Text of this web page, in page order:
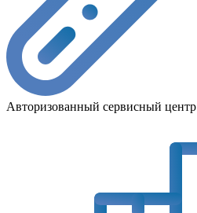
Авторизованный сервисный центр